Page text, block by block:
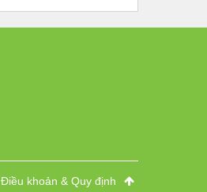
Điều khoản & Quy định